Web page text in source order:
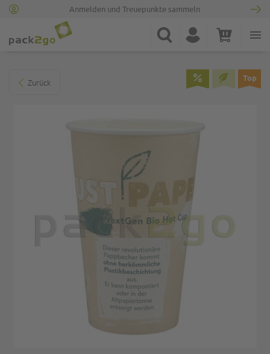
Anmelden und Treuepunkte sammeln
Suche Konto Warenkorb
Zurück Top